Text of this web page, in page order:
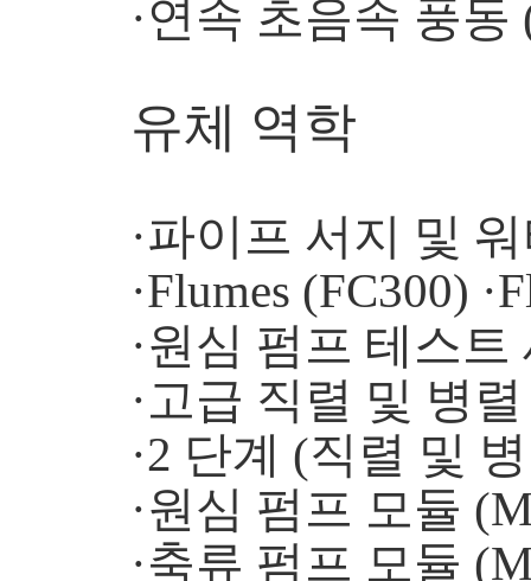
·연속 초음속 풍동
유체 역학
·파이프 서지 및
·Flumes (FC300)
·원심 펌프 테스트
·고급 직렬 및 병
·2 단계 (직렬 및
·원심 펌프 모듈
·축류 펌프 모듈